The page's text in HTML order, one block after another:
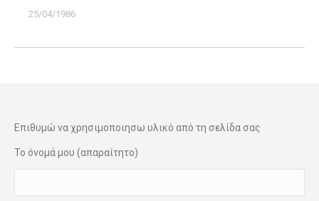
25/04/1986
Επιθυμώ να χρησιμοποιησω υλικό από τη σελίδα σας
Το όνομά μου (απαραίτητο)